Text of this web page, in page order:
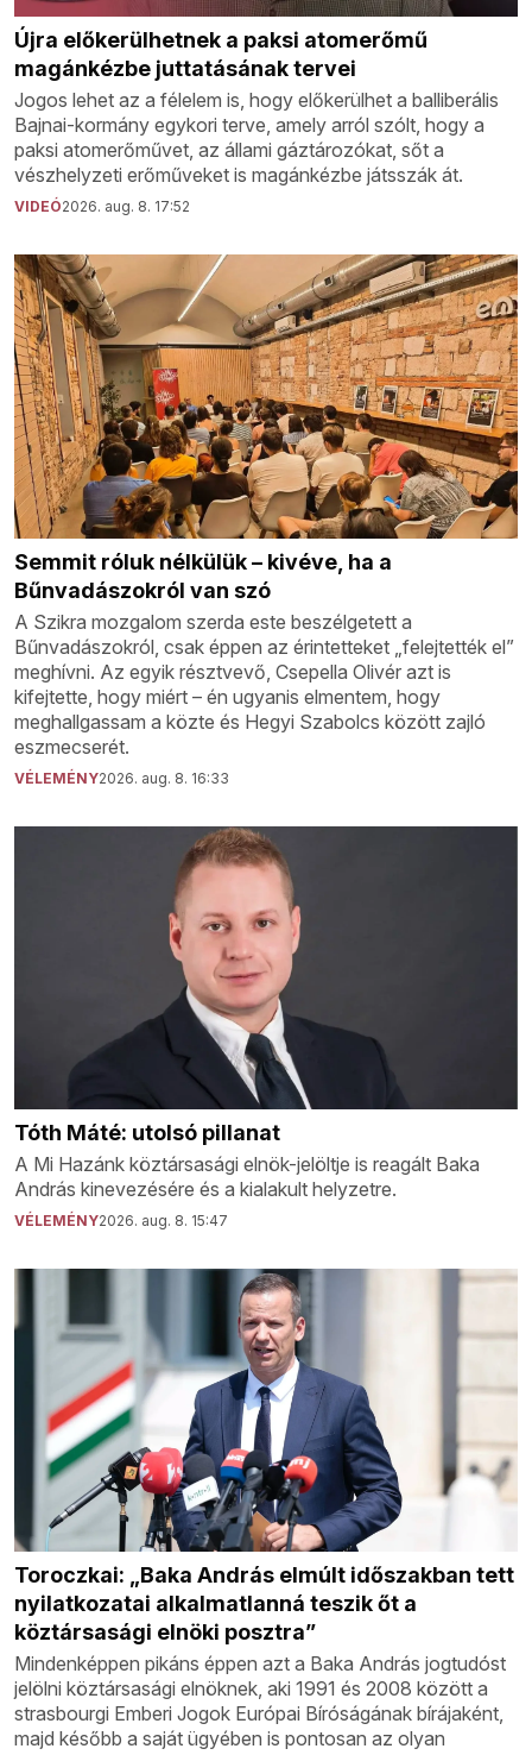
Újra előkerülhetnek a paksi atomerőmű
magánkézbe juttatásának tervei
Jogos lehet az a félelem is, hogy előkerülhet a balliberális
Bajnai-kormány egykori terve, amely arról szólt, hogy a
paksi atomerőművet, az állami gáztározókat, sőt a
vészhelyzeti erőműveket is magánkézbe játsszák át.
VIDEÓ2026. aug. 8. 17:52
Semmit róluk nélkülük – kivéve, ha a
Bűnvadászokról van szó
A Szikra mozgalom szerda este beszélgetett a
Bűnvadászokról, csak éppen az érintetteket „felejtették el”
meghívni. Az egyik résztvevő, Csepella Olivér azt is
kifejtette, hogy miért – én ugyanis elmentem, hogy
meghallgassam a közte és Hegyi Szabolcs között zajló
eszmecserét.
VÉLEMÉNY2026. aug. 8. 16:33
Tóth Máté: utolsó pillanat
A Mi Hazánk köztársasági elnök-jelöltje is reagált Baka
András kinevezésére és a kialakult helyzetre.
VÉLEMÉNY2026. aug. 8. 15:47
Toroczkai: „Baka András elmúlt időszakban tett
nyilatkozatai alkalmatlanná teszik őt a
köztársasági elnöki posztra”
Mindenképpen pikáns éppen azt a Baka András jogtudóst
jelölni köztársasági elnöknek, aki 1991 és 2008 között a
strasbourgi Emberi Jogok Európai Bíróságának bírájaként,
majd később a saját ügyében is pontosan az olyan